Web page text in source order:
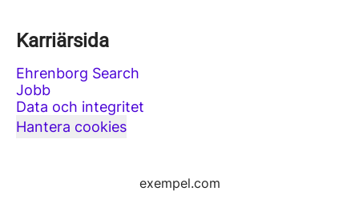
Karriärsida
Ehrenborg Search
Jobb
Data och integritet
Hantera cookies
exempel.com